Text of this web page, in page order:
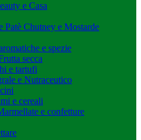
e Casa
Patè Chutney e Mostarde
e spezie
secca
e tartufi
e Nutraceutico
e cereali
e confetture